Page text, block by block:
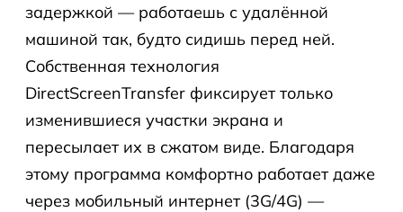
задержкой — работаешь с удалённой
машиной так, будто сидишь перед ней.
Собственная технология
DirectScreenTransfer фиксирует только
изменившиеся участки экрана и
пересылает их в сжатом виде. Благодаря
этому программа комфортно работает даже
через мобильный интернет (3G/4G) —